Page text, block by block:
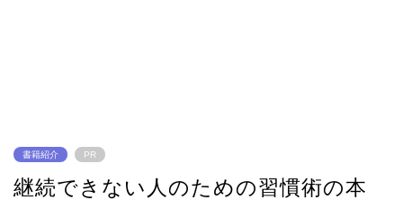
書籍紹介 PR
継続できない人のための習慣術の本